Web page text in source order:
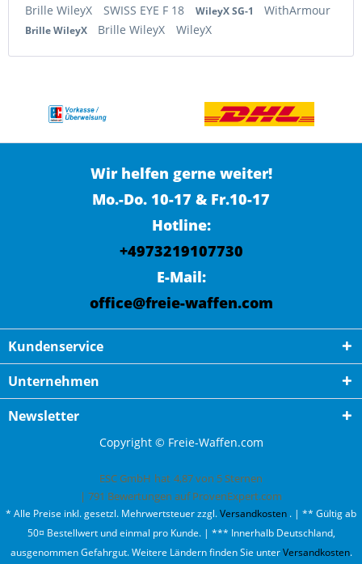
Brille WileyX SWISS EYE F 18 WileyX SG-1 WithArmour
Brille WileyX Brille WileyX WileyX
Wir helfen gerne weiter!
Mo.-Do. 10-17 & Fr.10-17
Hotline:
+4973219107730
E-Mail:
office@freie-waffen.com
Kundenservice
Unternehmen
Newsletter
Copyright © Freie-Waffen.com
ESC GmbH hat 4,87von 5Sternen
| 791 Bewertungen auf ProvenExpert.com
* Alle Preise inkl. gesetzl. Mehrwertsteuer zzgl.Versandkosten . | ** Gültig ab
50¤ Bestellwert und einmal pro Kunde. | *** Innerhalb Deutschland,
ausgenommen Gefahrgut. Weitere Ländern finden Sie unterVersandkosten.